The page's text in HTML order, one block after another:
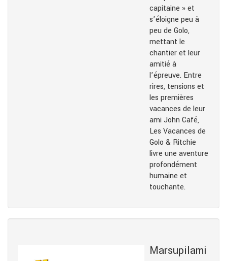
capitaine » et
s’éloigne peu à
peu de Golo,
mettant le
chantier et leur
amitié à
l’épreuve. Entre
rires, tensions et
les premières
vacances de leur
ami John Café,
Les Vacances de
Golo & Ritchie
livre une aventure
profondément
humaine et
touchante.
Marsupilami